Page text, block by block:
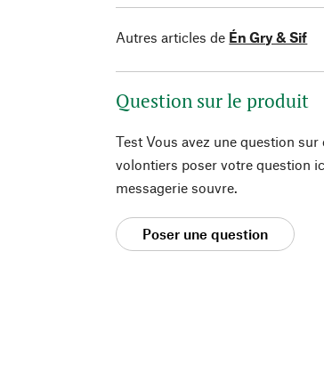
Autres articles de Én Gry & Sif
Question sur le produit
Test Vous avez une question
volontiers poser votre question
messagerie souvre.
Poser une question